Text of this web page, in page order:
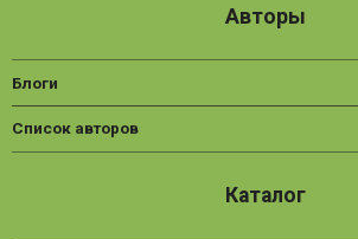
Авторы
Блоги
Список авторов
Каталог